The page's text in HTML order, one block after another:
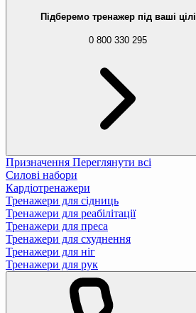
Підберемо тренажер під ваші цілі
0 800 330 295
Призначення Переглянути всі
Силові набори
Кардіотренажери
Тренажери для сідниць
Тренажери для реабілітації
Тренажери для преса
Тренажери для схуднення
Тренажери для ніг
Тренажери для рук